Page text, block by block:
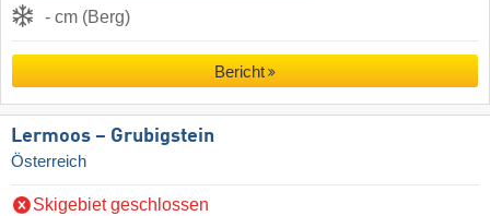
- cm (Berg)
Bericht
Lermoos – Grubigstein
Österreich
Skigebiet geschlossen